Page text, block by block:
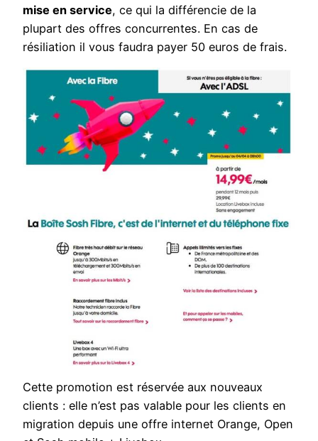
mise en service, ce qui la différencie de la
plupart des offres concurrentes. En cas de
résiliation il vous faudra payer 50 euros de frais.
Cette promotion est réservée aux nouveaux
clients : elle n’est pas valable pour les clients en
migration depuis une offre internet Orange, Open